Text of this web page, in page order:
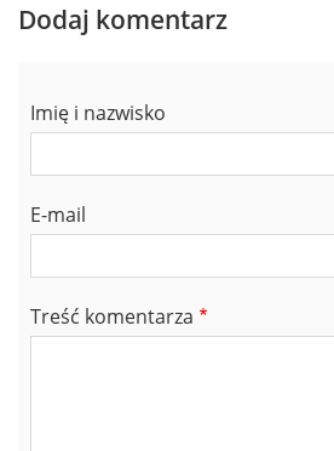
Dodaj komentarz
Imię i nazwisko
E-mail
Treść komentarza